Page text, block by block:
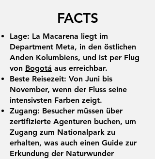
FACTS
Lage: La Macarena liegt im
Department Meta, in den östlichen
Anden Kolumbiens, und ist per Flug
von Bogotá aus erreichbar.
Beste Reisezeit: Von Juni bis
November, wenn der Fluss seine
intensivsten Farben zeigt.
Zugang: Besucher müssen über
zertifizierte Agenturen buchen, um
Zugang zum Nationalpark zu
erhalten, was auch einen Guide zur
Erkundung der Naturwunder